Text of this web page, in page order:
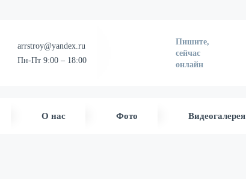
arrstroy@yandex.ru
Пн-Пт 9:00 – 18:00
Пишите,
сейчас
онлайн
О нас Фото Видеогалерея